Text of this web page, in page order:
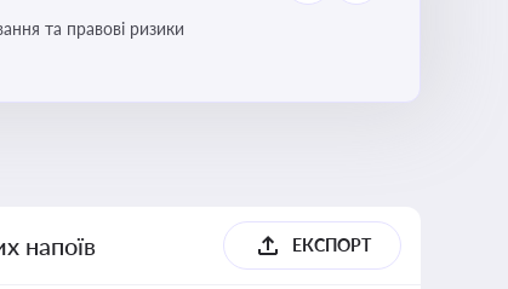
та правові ризики
напоїв ЕКСПОРТ